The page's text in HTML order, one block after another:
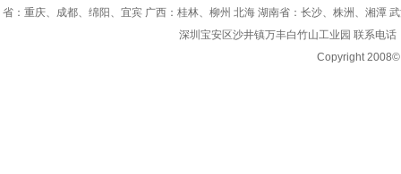
省：重庆、成都、绵阳、宜宾 广西：桂林、柳州 北海 湖南省：长沙、株洲、湘潭
深圳宝安区沙井镇万丰白竹山工业园 联系
Copyright